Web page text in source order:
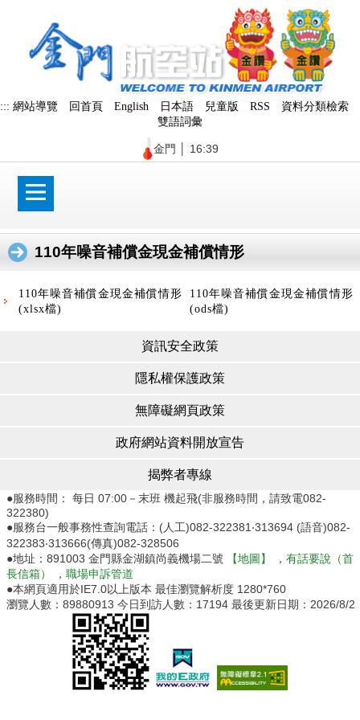
塊
::: 網站導覽 回首頁 English 日本語 兒童版 RSS
資料分類檢索
雙語詞彙
金門 16:39
110年噪音補償金現金補償情形
110年噪音補償金現金補償情形
(xlsx檔)
110年噪音補償金現金補償情形
(ods檔)
資訊安全政策
隱私權保護政策
無障礙網頁政策
政府網站資料開放宣告
揭弊者專線
●服務時間： 每日 07:00－末班 機起飛(非服務時間，請致電082-
322380)
●服務台一般事務性查詢電話：(人工)082-322381‧313694 (語音)082-
322383‧313666(傳真)082-328506
●地址：891003 金門縣金湖鎮尚義機場二號
【地圖】 ， 有話要說（首
長信箱）
， 職場申訴管道
●本網頁適用於IE7.0以上版本 最佳瀏覽解析度 1280*760
瀏覽人數： 89880913 今日到訪人數： 17194 最後更新日期： 2026/8/2